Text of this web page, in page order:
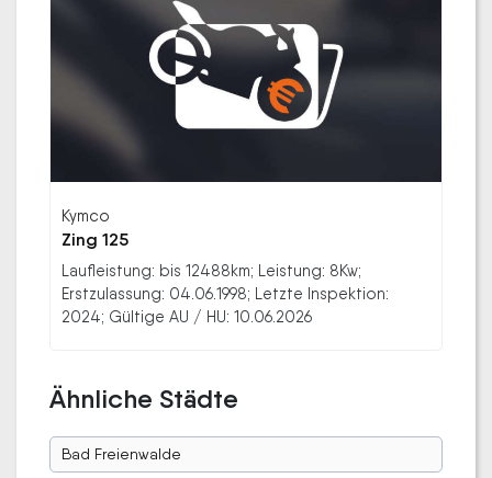
Kymco
Zing 125
Laufleistung: bis 12488km; Leistung: 8Kw;
Erstzulassung: 04.06.1998; Letzte Inspektion:
2024; Gültige AU / HU: 10.06.2026
Ähnliche Städte
Bad Freienwalde